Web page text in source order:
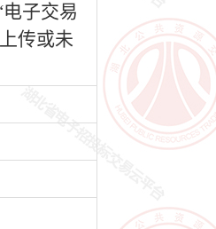
子交易
传或未